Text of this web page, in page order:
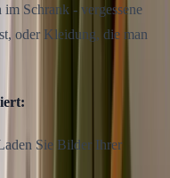
Schrank - vergessene
oder Kleidung, die man
Sie Bilder Ihrer